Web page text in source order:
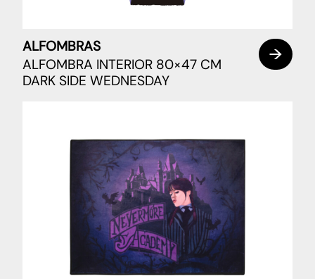
ALFOMBRAS
ALFOMBRA INTERIOR 80×47 CM
DARK SIDE WEDNESDAY